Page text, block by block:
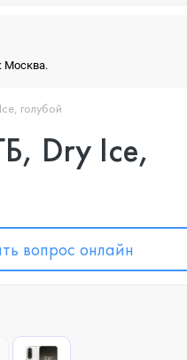
Москва.
голубой
Dry Ice,
вопрос онлайн